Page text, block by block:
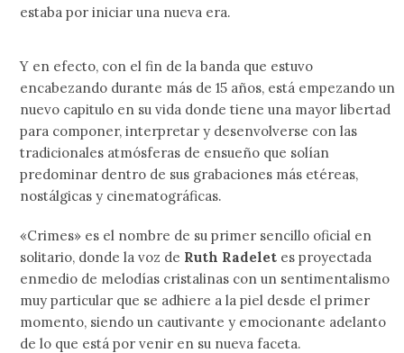
estaba por iniciar una nueva era.
Y en efecto, con el fin de la banda que estuvo
encabezando durante más de 15 años, está empezando un
nuevo capitulo en su vida donde tiene una mayor libertad
para componer, interpretar y desenvolverse con las
tradicionales atmósferas de ensueño que solían
predominar dentro de sus grabaciones más etéreas,
nostálgicas y cinematográficas.
«Crimes» es el nombre de su primer sencillo oficial en
solitario, donde la voz de Ruth Radelet es proyectada
enmedio de melodías cristalinas con un sentimentalismo
muy particular que se adhiere a la piel desde el primer
momento, siendo un cautivante y emocionante adelanto
de lo que está por venir en su nueva faceta.